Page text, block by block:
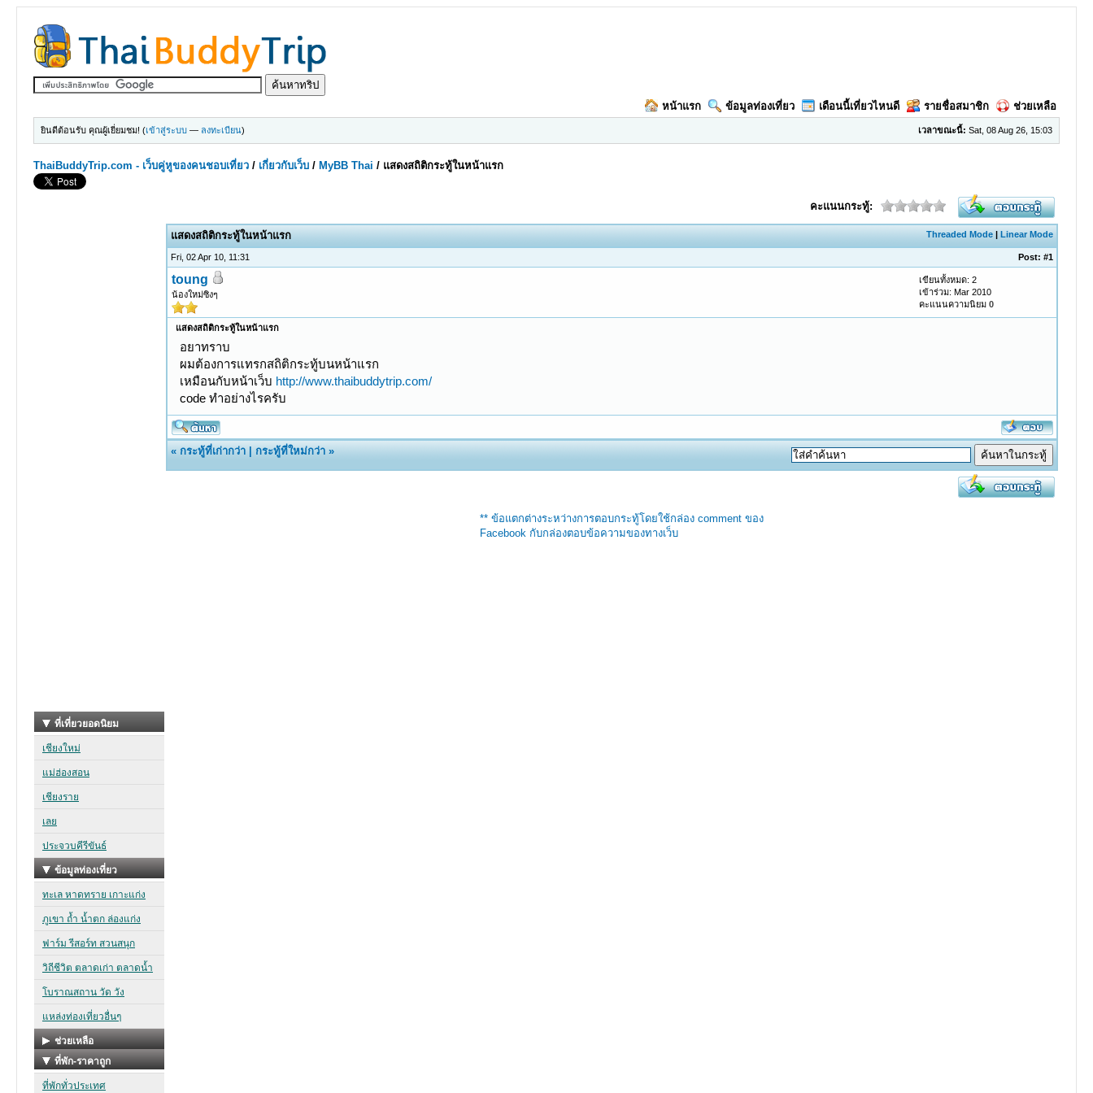
หน้าแรก ข้อมูลท่องเที่ยว เดือนนี้เที่ยวไหนดี รายชื่อสมาชิก ช่วยเหลือ
เวลาขณะนี้: Sat, 08 Aug 26, 15:03
ยินดีต้อนรับ คุณผู้เยี่ยมชม! (เข้าสู่ระบบ — ลงทะเบียน)
ThaiBuddyTrip.com - เว็บคู่หูของคนชอบเที่ยว / เกี่ยวกับเว็บ / MyBB Thai / แสดงสถิติกระทู้ในหน้าแรก
คะแนนกระทู้:
Threaded Mode |Linear Mode
แสดงสถิติกระทู้ในหน้าแรก
Fri, 02 Apr 10, 11:31 Post:#1
toung
น้องใหม่ซิงๆ
เขียนทั้งหมด: 2
เข้าร่วม: Mar 2010
คะแนนความนิยม0
แสดงสถิติกระทู้ในหน้าแรก
อยาทราบ
ผมต้องการแทรกสถิติกระทู้บนหน้าแรก
เหมือนกับหน้าเว็บ http://www.thaibuddytrip.com/
code ทำอย่างไรครับ
«กระทู้ที่เก่ากว่า |กระทู้ที่ใหม่กว่า »
** ข้อแตกต่างระหว่างการตอบกระทู้โดยใช้กล่อง comment ของ
Facebook กับกล่องตอบข้อความของทางเว็บ